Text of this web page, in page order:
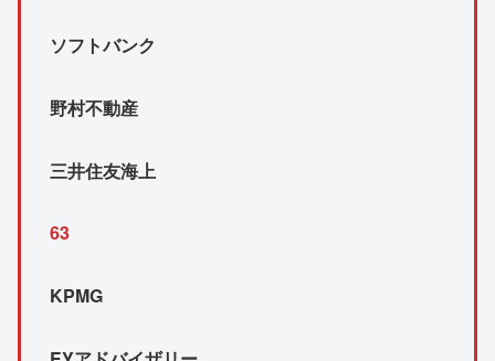
ソフトバンク
野村不動産
三井住友海上
63
KPMG